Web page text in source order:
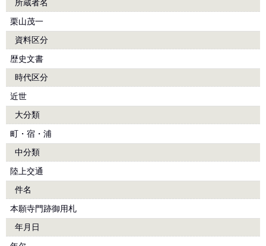
所蔵者名
栗山茂一
資料区分
歴史文書
時代区分
近世
大分類
町・宿・浦
中分類
陸上交通
件名
本願寺門跡御用札
年月日